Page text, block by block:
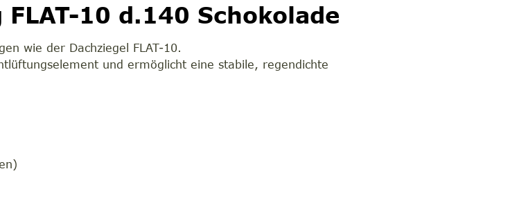
10 d.140 Schokolade
wie der Dachziegel FLAT-10.
und ermöglicht eine stabile, regendichte